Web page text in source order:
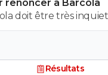
renoncer à Barcola
doit être très inquiet.
lorsque l'on sait
avait voulu
Résultats